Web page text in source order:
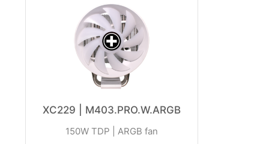
XC229 | M403.PRO.W.ARGB
150W TDP | ARGB fan